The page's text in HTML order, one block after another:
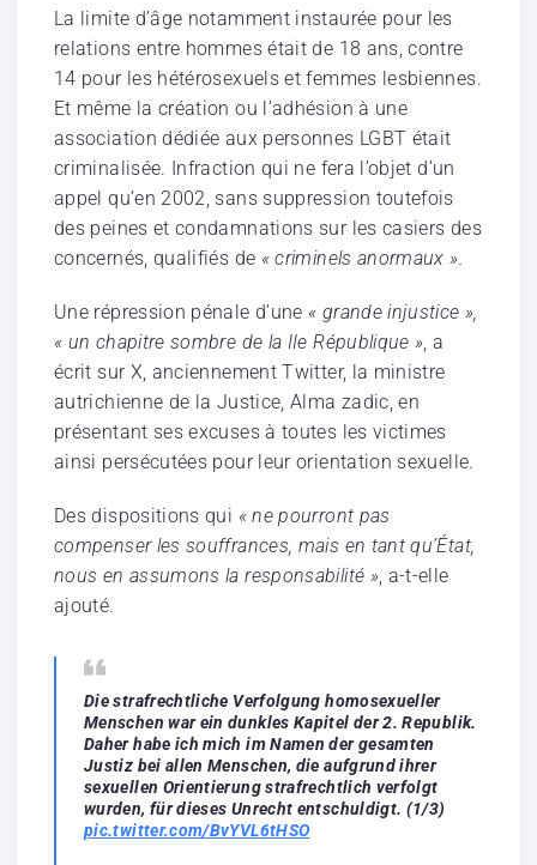
La limite d’âge notamment instaurée pour les
relations entre hommes était de 18 ans, contre
14 pour les hétérosexuels et femmes lesbiennes.
Et même la création ou l’adhésion à une
association dédiée aux personnes LGBT était
criminalisée. Infraction qui ne fera l’objet d’un
appel qu’en 2002, sans suppression toutefois
des peines et condamnations sur les casiers des
concernés, qualifiés de « criminels anormaux ».
Une répression pénale d’une « grande injustice »,
« un chapitre sombre de la IIe République », a
écrit sur X, anciennement Twitter, la ministre
autrichienne de la Justice, Alma zadic, en
présentant ses excuses à toutes les victimes
ainsi persécutées pour leur orientation sexuelle.
Des dispositions qui « ne pourront pas
compenser les souffrances, mais en tant qu’État,
nous en assumons la responsabilité », a-t-elle
ajouté.
Die strafrechtliche Verfolgung homosexueller
Menschen war ein dunkles Kapitel der 2. Republik.
Daher habe ich mich im Namen der gesamten
Justiz bei allen Menschen, die aufgrund ihrer
sexuellen Orientierung strafrechtlich verfolgt
wurden, für dieses Unrecht entschuldigt. (1/3)
pic.twitter.com/BvYVL6tHSO